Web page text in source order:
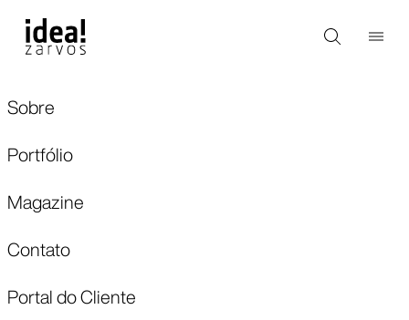
Sobre
Portfólio
Magazine
Contato
Portal do Cliente